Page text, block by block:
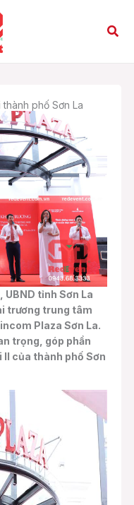
Tìm
phố Sơn La
UBND tỉnh Sơn La
trương trung tâm
Plaza Sơn La.
trọng, góp phần
của thành phố Sơn